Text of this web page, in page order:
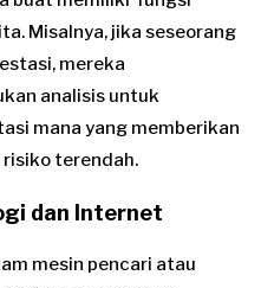
Misalnya, jika seseorang
mereka
analisis untuk
mana yang memberikan
terendah.
dan Internet
mesin pencari atau